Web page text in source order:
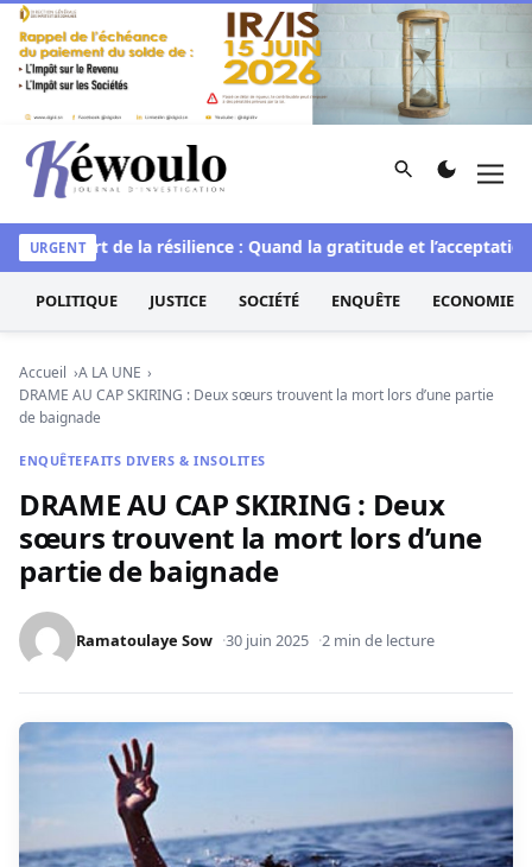
Aller au contenu
Kéwoulo, le premier site d'information et d'investigation
Rechercher
URGENT
L’art de la résilience : Quand la gratitude et l’acceptation
POLITIQUE JUSTICE SOCIÉTÉ ENQUÊTE ECONOMIE
Accueil
A LA UNE
DRAME AU CAP SKIRING : Deux sœurs trouvent la mort lors d’une partie
de baignade
ENQUÊTEFAITS DIVERS & INSOLITES
DRAME AU CAP SKIRING : Deux
sœurs trouvent la mort lors d’une
partie de baignade
Ramatoulaye Sow 30 juin 2025 2 min de lecture